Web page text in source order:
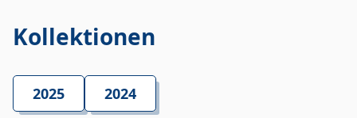
Kollektionen
2025 2024